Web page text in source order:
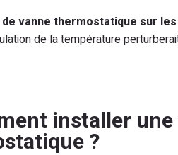
vanne thermostatique sur
de la température
installer
?